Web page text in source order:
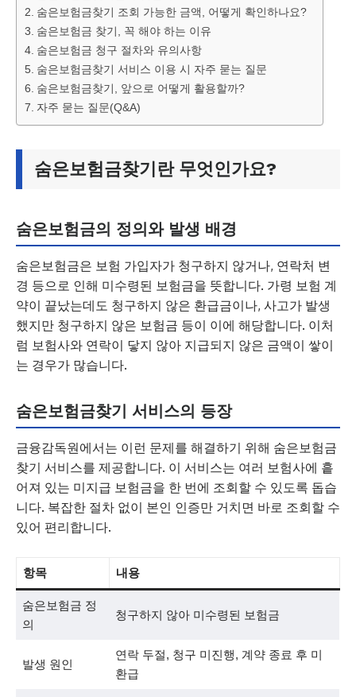
숨은보험금찾기 조회 가능한 금액, 어떻게 확인하나요?
숨은보험금 찾기, 꼭 해야 하는 이유
숨은보험금 청구 절차와 유의사항
숨은보험금찾기 서비스 이용 시 자주 묻는 질문
숨은보험금찾기, 앞으로 어떻게 활용할까?
자주 묻는 질문(Q&A)
숨은보험금찾기란 무엇인가요?
숨은보험금의 정의와 발생 배경
숨은보험금은 보험 가입자가 청구하지 않거나, 연락처 변
경 등으로 인해 미수령된 보험금을 뜻합니다. 가령 보험 계
약이 끝났는데도 청구하지 않은 환급금이나, 사고가 발생
했지만 청구하지 않은 보험금 등이 이에 해당합니다. 이처
럼 보험사와 연락이 닿지 않아 지급되지 않은 금액이 쌓이
는 경우가 많습니다.
숨은보험금찾기 서비스의 등장
금융감독원에서는 이런 문제를 해결하기 위해 숨은보험금
찾기 서비스를 제공합니다. 이 서비스는 여러 보험사에 흩
어져 있는 미지급 보험금을 한 번에 조회할 수 있도록 돕습
니다. 복잡한 절차 없이 본인 인증만 거치면 바로 조회할 수
있어 편리합니다.
항목 내용
숨은보험금 정
의
청구하지 않아 미수령된 보험금
발생 원인
연락 두절, 청구 미진행, 계약 종료 후 미
환급